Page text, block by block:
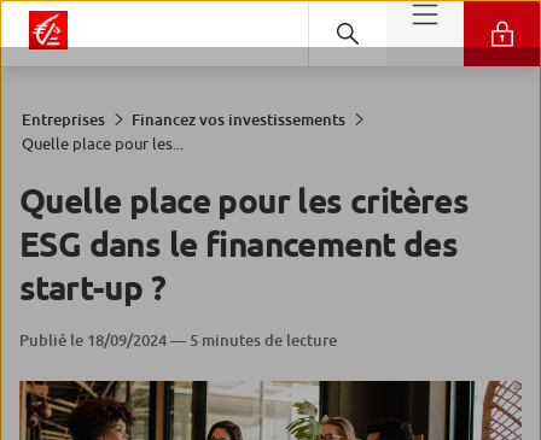
Entreprises
Financez vos investissements
Quelle place pour les...
Quelle place pour les critères
ESG dans le financement des
start-up ?
Publié le 18/09/2024 — 5 minutes de lecture